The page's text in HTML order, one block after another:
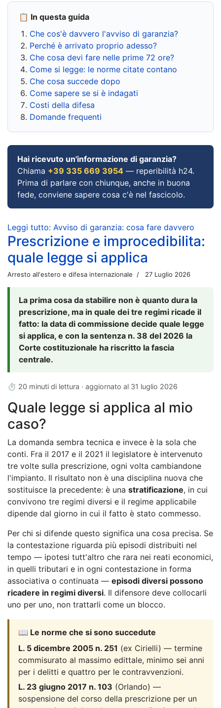
📋 In questa guida
Che cos'è davvero l'avviso di garanzia?
Perché è arrivato proprio adesso?
Che cosa devi fare nelle prime 72 ore?
Come si legge: le norme citate contano
Che cosa succede dopo
Come sapere se si è indagati
Costi della difesa
Domande frequenti
Hai ricevuto un'informazione di garanzia?
Chiama +39 335 669 3954 — reperibilità h24.
Prima di parlare con chiunque, anche in buona
fede, conviene sapere cosa c'è nel fascicolo.
Leggi tutto: Avviso di garanzia: cosa fare davvero
Prescrizione e improcedibilita:
quale legge si applica
Arresto all'estero e difesa internazionale 27 Luglio 2026
La prima cosa da stabilire non è quanto dura la
prescrizione, ma in quale dei tre regimi ricade il
fatto: la data di commissione decide quale legge
si applica, e con la sentenza n. 38 del 2026 la
Corte costituzionale ha riscritto la fascia
centrale.
⏱ 20 minuti di lettura · aggiornato al 31 luglio 2026
Quale legge si applica al mio
caso?
La domanda sembra tecnica e invece è la sola che
conti. Fra il 2017 e il 2021 il legislatore è intervenuto
tre volte sulla prescrizione, ogni volta cambiandone
l'impianto. Il risultato non è una disciplina nuova che
sostituisce la precedente: è una stratificazione, in cui
convivono tre regimi diversi e il regime applicabile
dipende dal giorno in cui il fatto è stato commesso.
Per chi si difende questo significa una cosa precisa. Se
la contestazione riguarda più episodi distribuiti nel
tempo — ipotesi tutt'altro che rara nei reati economici,
in quelli tributari e in ogni contestazione in forma
associativa o continuata — episodi diversi possono
ricadere in regimi diversi. Il difensore deve collocarli
uno per uno, non trattarli come un blocco.
📖 Le norme che si sono succedute
L. 5 dicembre 2005 n. 251 (ex Cirielli) — termine
commisurato al massimo edittale, minimo sei anni
per i delitti e quattro per le contravvenzioni.
L. 23 giugno 2017 n. 103 (Orlando) —
sospensione del corso della prescrizione per un